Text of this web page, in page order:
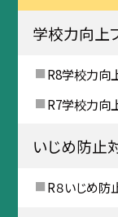
学校力向上
R8学校力向
R7学校力向
いじめ防止
R８いじめ防